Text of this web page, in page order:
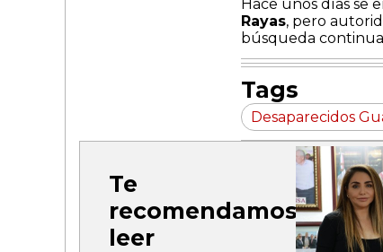
Hace unos días se
Rayas, pero
búsqueda
Tags
Desaparecidos
Te
recomendamos
leer